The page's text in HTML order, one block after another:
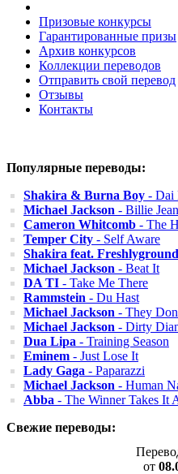
Призовые конкурсы
Гарантированные призы
Архив конкурсов
Коллекции переводов
Отправить свой перевод
Отзывы
Контакты
Популярные переводы:
Shakira & Burna Boy - Dai
Michael Jackson - Billie Jean
Cameron Whitcomb - The
Temper City - Self Aware
Shakira feat. Freshlyground
Michael Jackson - Beat It
DA TI - Take Me There
Rammstein - Du Hast
Michael Jackson - They
Michael Jackson - Dirty
Dua Lipa - Training Season
Eminem - Just Lose It
Lady Gaga - Paparazzi
Michael Jackson - Human
Abba - The Winner Takes It
Свежие переводы:
от